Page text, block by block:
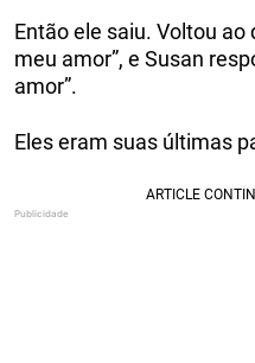
Então ele saiu. Voltou ao
meu amor”, e Susan
amor”.
Eles eram suas últimas